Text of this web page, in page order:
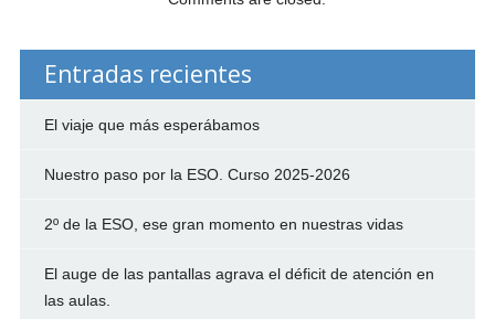
Entradas recientes
El viaje que más esperábamos
Nuestro paso por la ESO. Curso 2025-2026
2º de la ESO, ese gran momento en nuestras vidas
El auge de las pantallas agrava el déficit de atención en
las aulas.